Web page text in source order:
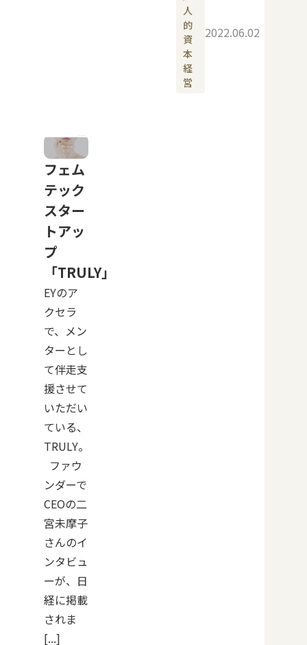
人
的
資
本
経
営
2022.06.02
フェム
テック
スター
トアッ
プ
「TRULY」
EYのア
クセラ
で、メン
ターとし
て伴走支
援させて
いただい
ている、
TRULY。
ファウ
ンダーで
CEOの二
宮未摩子
さんのイ
ンタビュ
ーが、日
経に掲載
されま
[...]